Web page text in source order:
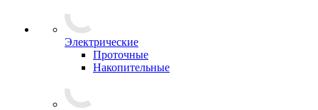
Электрические
Проточные
Накопительные